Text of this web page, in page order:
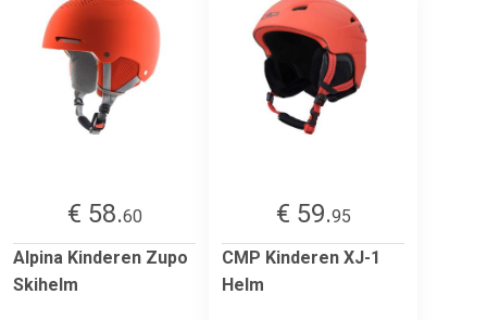
€ 58.60
Alpina Kinderen Zupo
Skihelm
€ 59.95
CMP Kinderen XJ-1
Helm